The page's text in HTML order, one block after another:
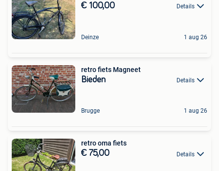
€ 100,00 Details
Deinze 1 aug 26
retro fiets Magneet
Bieden Details
Brugge 1 aug 26
retro oma fiets
€ 75,00 Details